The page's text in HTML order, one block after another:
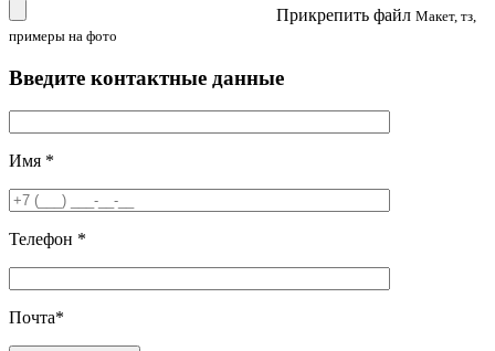
Прикрепить файл Макет, тз,
примеры на фото
Введите контактные данные
Имя *
Телефон *
Почта*